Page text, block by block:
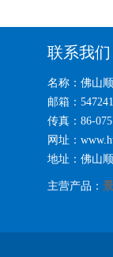
联系我们
名称：佛山
邮箱：
传真：86-
网址：
地址：佛山
主营产品：